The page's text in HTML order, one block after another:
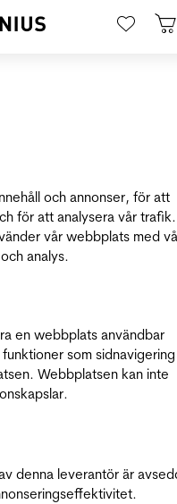
och annonser, för att
för att analysera vår
vår webbplats med
analys.
en webbplats användbar
som
Webbplatsen kan inte
denna leverantör är